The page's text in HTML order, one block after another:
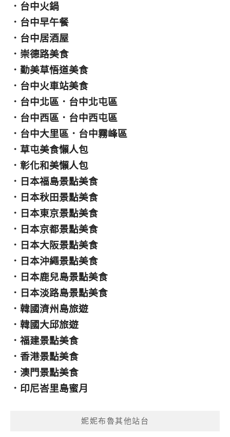
． 台中火鍋
． 台中早午餐
． 台中居酒屋
． 崇德路美食
． 勤美草悟道美食
． 台中火車站美食
． 台中北區 ． 台中北屯區
． 台中西區 ． 台中西屯區
． 台中大里區 ． 台中霧峰區
． 草屯美食懶人包
． 彰化和美懶人包
． 日本福島景點美食
． 日本秋田景點美食
． 日本東京景點美食
． 日本京都景點美食
． 日本大阪景點美食
． 日本沖繩景點美食
． 日本鹿兒島景點美食
． 日本淡路島景點美食
． 韓國濟州島旅遊
． 韓國大邱旅遊
． 福建景點美食
． 香港景點美食
． 澳門景點美食
． 印尼峇里島蜜月
妮妮布魯其他站台